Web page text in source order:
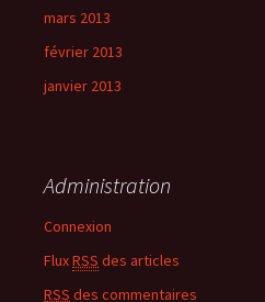
mars 2013
février 2013
janvier 2013
Administration
Connexion
FluxRSS des articles
RSS des commentaires